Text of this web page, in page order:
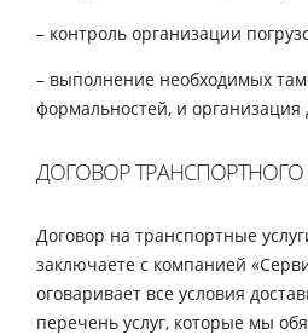
– контроль организации
– выполнение необходимых
формальностей, и организация
ДОГОВОР
Договор на транспортные
заключаете с компанией
оговаривает все условия
перечень услуг, которые мы